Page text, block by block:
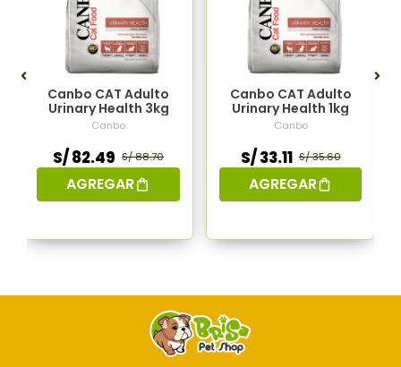
Canbo CAT Adulto
Urinary Health 3kg
Canbo
S/ 88.70
S/ 82.49
AGREGAR
Canbo CAT Adulto
Urinary Health 1kg
Canbo
S/ 35.60
S/ 33.11
AGREGAR